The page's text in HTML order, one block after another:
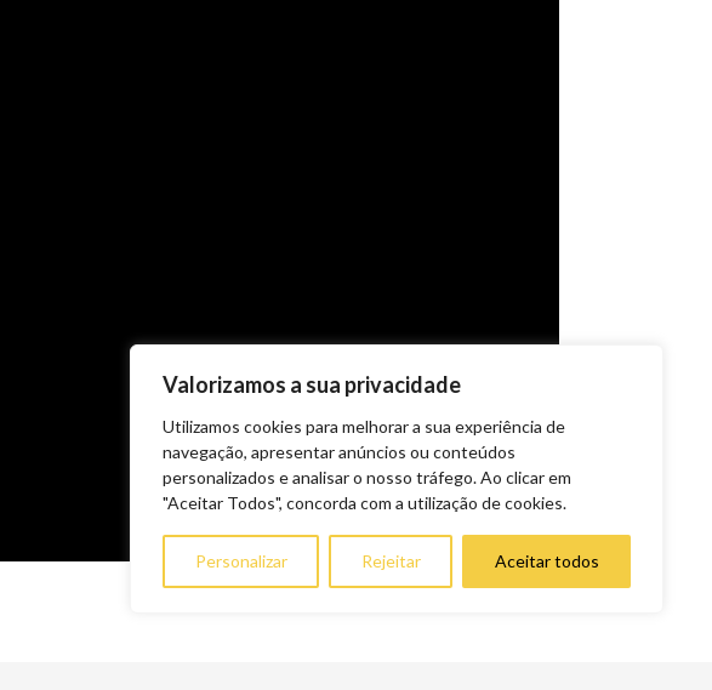
Valorizamos a sua privacidade
Utilizamos cookies para melhorar a sua experiência de
navegação, apresentar anúncios ou conteúdos
personalizados e analisar o nosso tráfego. Ao clicar em
"Aceitar Todos", concorda com a utilização de cookies.
Personalizar Rejeitar Aceitar todos